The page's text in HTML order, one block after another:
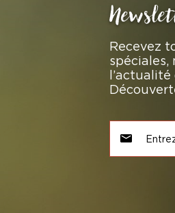
Recevez
spéciales,